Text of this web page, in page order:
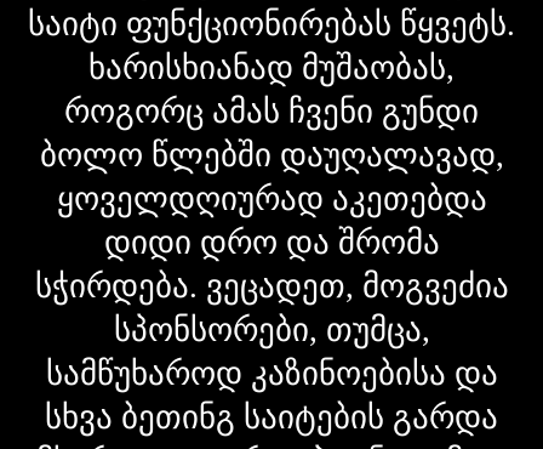
საიტი ფუნქციონირებას წყვეტს.
ხარისხიანად მუშაობას,
როგორც ამას ჩვენი გუნდი
ბოლო წლებში დაუღალავად,
ყოველდღიურად აკეთებდა
დიდი დრო და შრომა
სჭირდება. ვეცადეთ, მოგვეძია
სპონსორები, თუმცა,
სამწუხაროდ კაზინოებისა და
სხვა ბეთინგ საიტების გარდა